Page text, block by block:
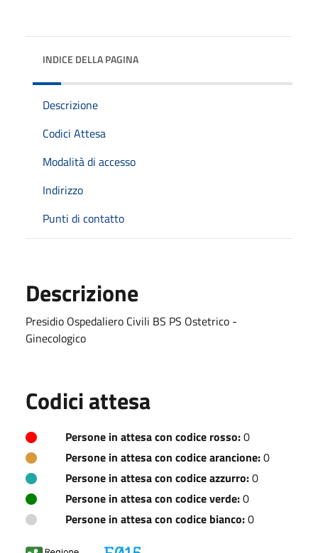
INDICE DELLA PAGINA
Descrizione
Codici Attesa
Modalità di accesso
Indirizzo
Punti di contatto
Descrizione
Presidio Ospedaliero Civili BS PS Ostetrico -
Ginecologico
Codici attesa
Persone in attesa con codice rosso:0
Persone in attesa con codice arancione:0
Persone in attesa con codice azzurro:0
Persone in attesa con codice verde:0
Persone in attesa con codice bianco:0